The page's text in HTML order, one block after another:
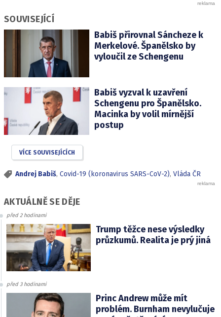
SOUVISEJÍCÍ
Babiš přirovnal Sáncheze k
Merkelové. Španělsko by
vyloučil ze Schengenu
Babiš vyzval k uzavření
Schengenu pro Španělsko.
Macinka by volil mírnější
postup
VÍCE SOUVISEJÍCÍCH
Andrej Babiš, Covid-19 (koronavirus SARS-CoV-2), Vláda ČR
AKTUÁLNĚ SE DĚJE
před 2 hodinami
Trump těžce nese výsledky
průzkumů. Realita je prý jiná
před 3 hodinami
Princ Andrew může mít
problém. Burnham nevylučuje